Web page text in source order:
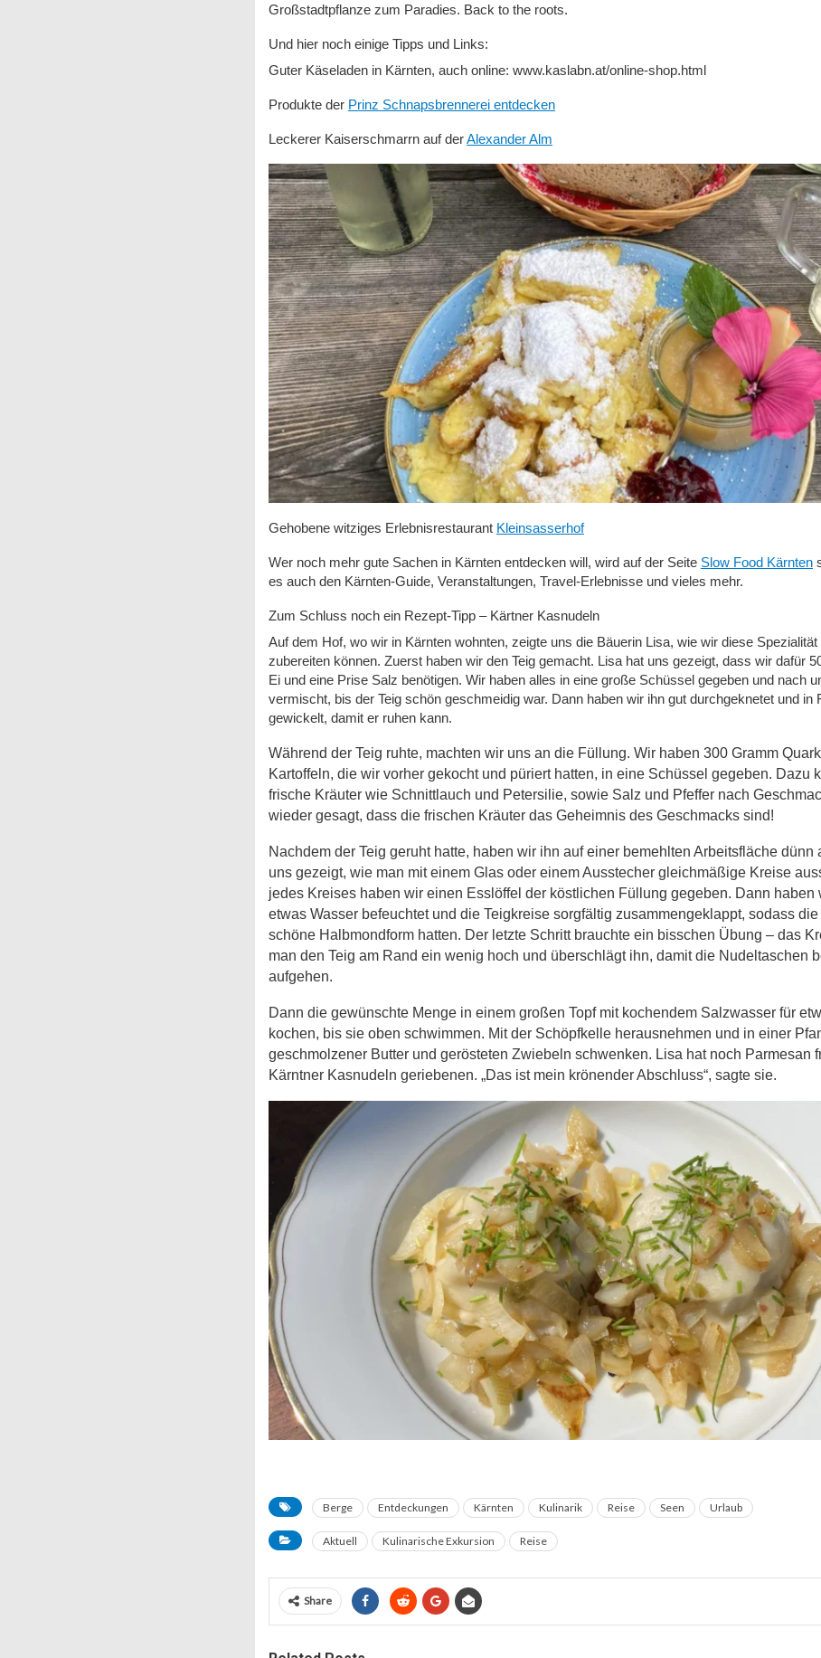
Großstadtpflanze zum Paradies. Back to the roots.
Und hier noch einige Tipps und Links:
Guter Käseladen in Kärnten, auch online: www.kaslabn.at/online-shop.html
Produkte der Prinz Schnapsbrennerei entdecken
Leckerer Kaiserschmarrn auf derAlexander Alm
Gehobene witziges Erlebnisrestaurant Kleinsasserhof
Wer noch mehr gute Sachen in Kärnten entdecken will, wird auf der Seite Slow Food Kärnten
es auch den Kärnten-Guide, Veranstaltungen, Travel-Erlebnisse und vieles mehr.
Zum Schluss noch ein Rezept-Tipp – Kärtner Kasnudeln
Auf dem Hof, wo wir in Kärnten wohnten, zeigte uns die Bäuerin Lisa, wie wir diese
zubereiten können. Zuerst haben wir den Teig gemacht. Lisa hat uns gezeigt, dass wir dafür
Ei und eine Prise Salz benötigen. Wir haben alles in eine große Schüssel gegeben und nach
vermischt, bis der Teig schön geschmeidig war. Dann haben wir ihn gut durchgeknetet und in
gewickelt, damit er ruhen kann.
Während der Teig ruhte, machten wir uns an die Füllung. Wir haben 300 Gramm
Kartoffeln, die wir vorher gekocht und püriert hatten, in eine Schüssel gegeben. Dazu
frische Kräuter wie Schnittlauch und Petersilie, sowie Salz und Pfeffer nach
wieder gesagt, dass die frischen Kräuter das Geheimnis des Geschmacks sind!
Nachdem der Teig geruht hatte, haben wir ihn auf einer bemehlten Arbeitsfläche dünn
uns gezeigt, wie man mit einem Glas oder einem Ausstecher gleichmäßige Kreise
jedes Kreises haben wir einen Esslöffel der köstlichen Füllung gegeben. Dann haben
etwas Wasser befeuchtet und die Teigkreise sorgfältig zusammengeklappt, sodass
schöne Halbmondform hatten. Der letzte Schritt brauchte ein bisschen Übung – das
man den Teig am Rand ein wenig hoch und überschlägt ihn, damit die Nudeltaschen
aufgehen.
Dann die gewünschte Menge in einem großen Topf mit kochendem Salzwasser für
kochen, bis sie oben schwimmen. Mit der Schöpfkelle herausnehmen und in einer
geschmolzener Butter und gerösteten Zwiebeln schwenken. Lisa hat noch Parmesan
Kärntner Kasnudeln geriebenen. „Das ist mein krönender Abschluss“, sagte sie.
Berge Entdeckungen Kärnten Kulinarik Reise Seen Urlaub
Aktuell Kulinarische Exkursion Reise
Share